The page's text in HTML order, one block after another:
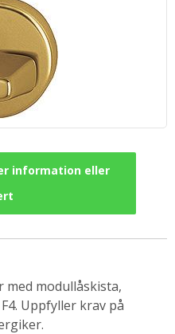
information eller
med modullåskista,
Uppfyller krav på